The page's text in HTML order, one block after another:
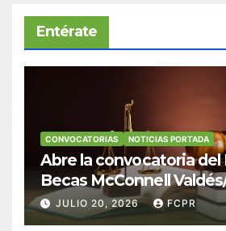
Entérate
CONVOCATORIAS NOTICIAS PORTADA
Abre la convocatoria del
Becas McConnell
Escudero Viera para
Derecho en Puerto Rico
JULIO 20, 2026 FCPR